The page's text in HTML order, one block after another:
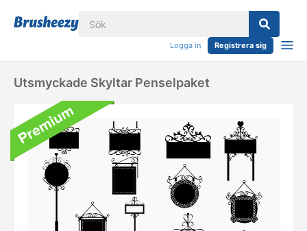
Logga in Registrera sig
Utsmyckade Skyltar Penselpaket